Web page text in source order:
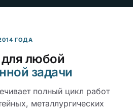
ГОДА
любой
задачи
полный цикл работ
металлургических